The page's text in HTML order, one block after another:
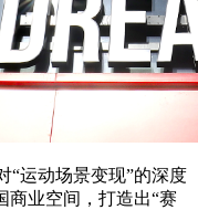
“运动场景变现”的深度
业空间，打造出“赛